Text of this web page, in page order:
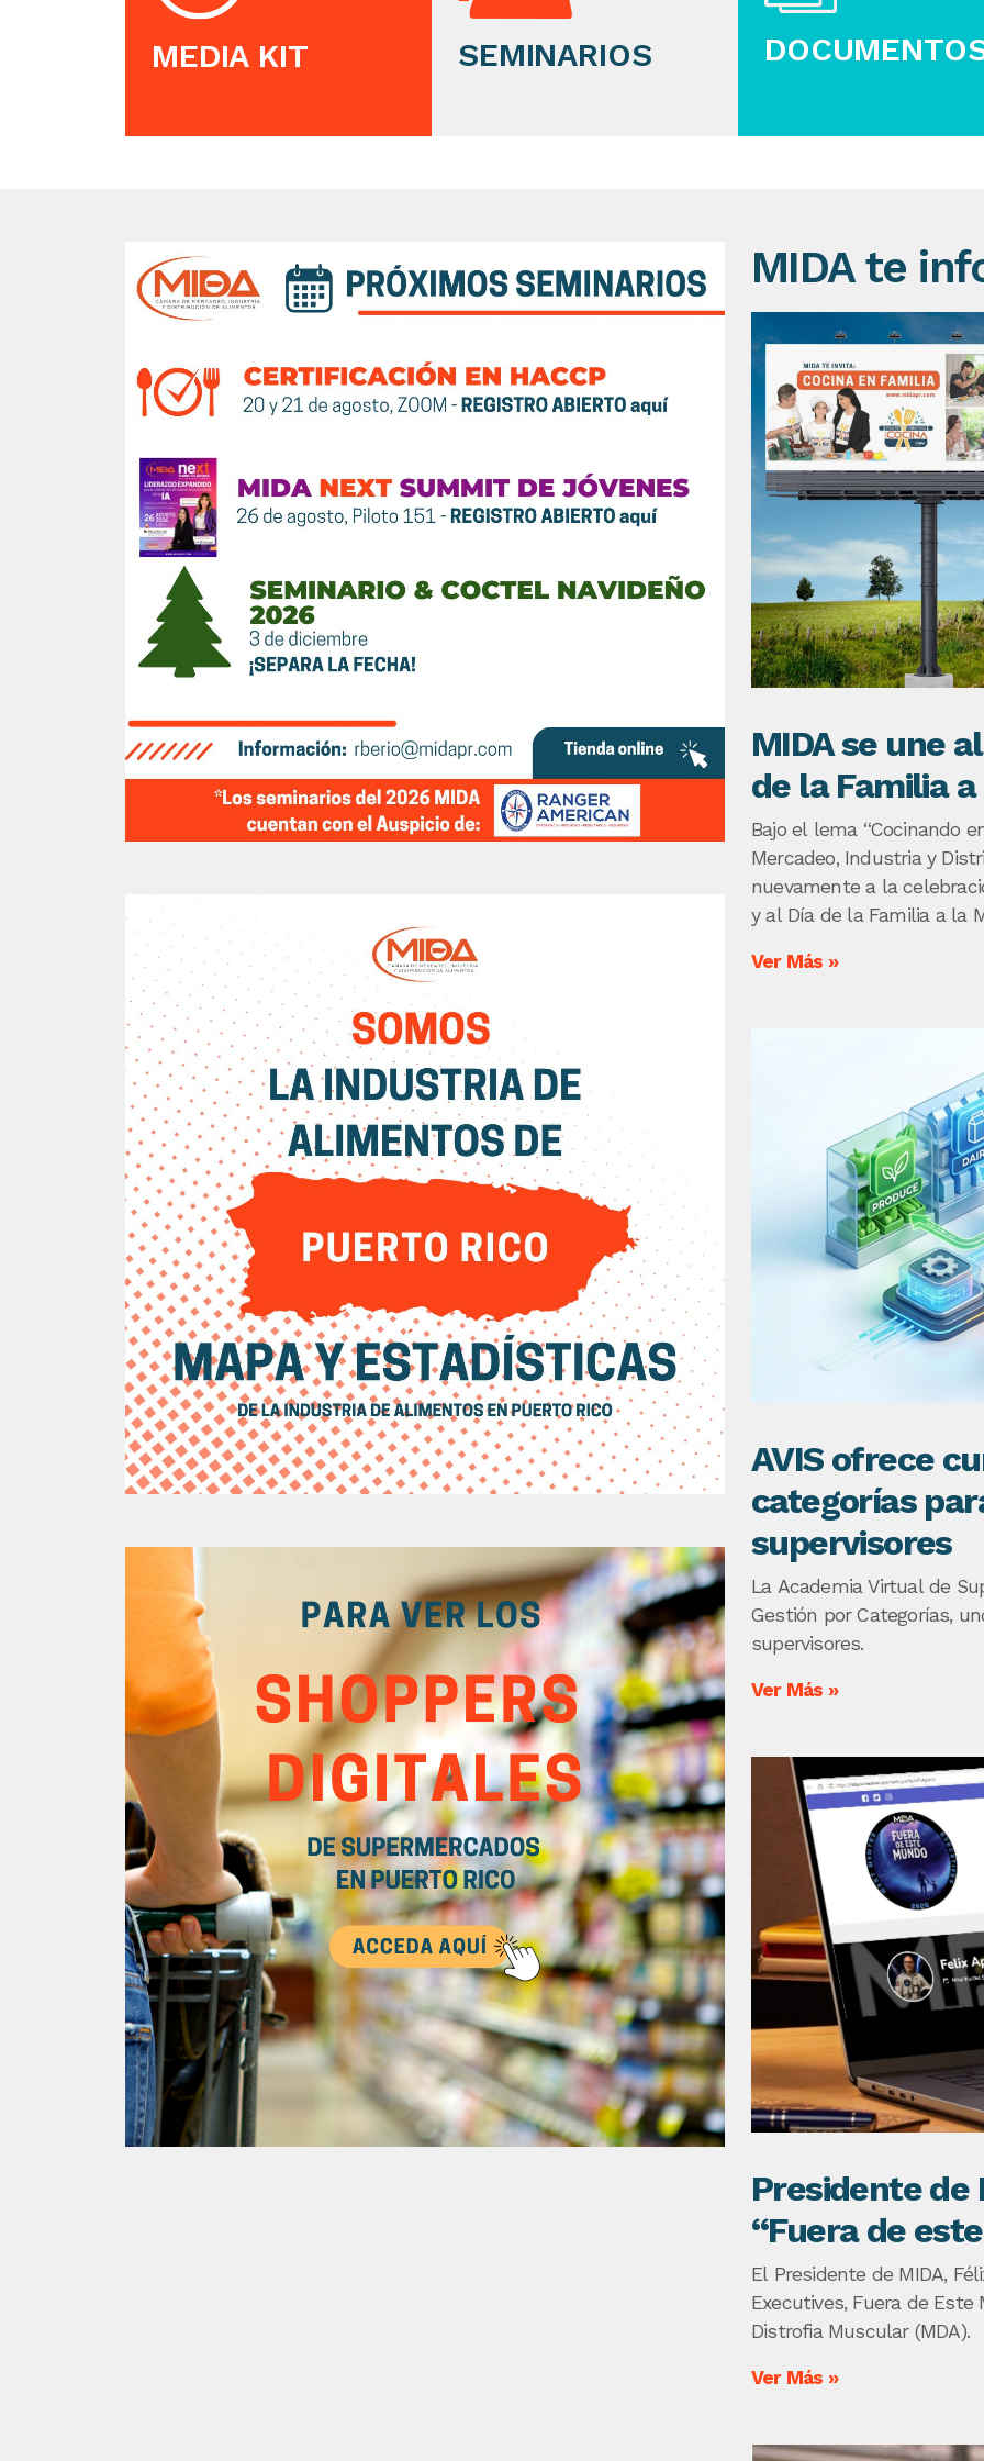
MEDIA KIT SEMINARIOS
MIDA te
MIDA se une
de la Familia
Bajo el lema “Cocinando
Mercadeo, Industria y
nuevamente a la
y al Día de la Familia a la
Ver Más »
AVIS ofrece
categorías
supervisores
La Academia Virtual de
Gestión por Categorías,
supervisores.
Ver Más »
Presidente de
“Fuera de
El Presidente de MIDA,
Executives, Fuera de Este
Distrofia Muscular (MDA).
Ver Más »